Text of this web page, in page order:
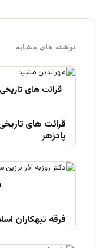
نوشته های مشابه
قرائت های
پادزهر
فرقه تبهکاران